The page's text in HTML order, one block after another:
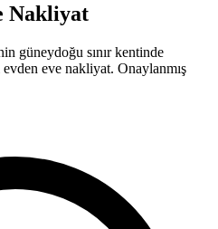
Nakliyat
güneydoğu sınır kentinde
eve nakliyat. Onaylanmış